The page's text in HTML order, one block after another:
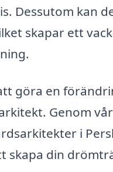
Dessutom kan
skapar ett
göra en
Genom
i
skapa din